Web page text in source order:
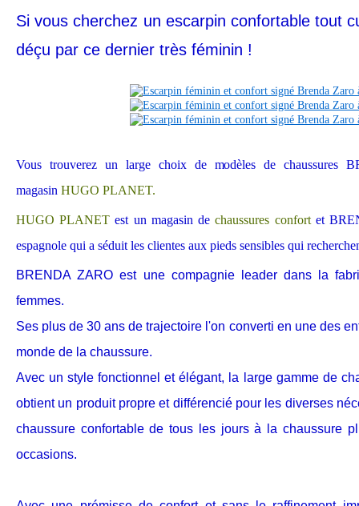
Si vous cherchez un escarpin confortable tout
déçu par ce dernier très féminin !
Vous trouverez un large choix de modèles de chaussures
magasin HUGO PLANET.
HUGO PLANET est un magasin de chaussures confort et
espagnole qui a séduit les clientes aux pieds sensibles qui
BRENDA ZARO est une compagnie leader dans la
femmes.
Ses plus de 30 ans de trajectoire l'on converti en une des
monde de la chaussure.
Avec un style fonctionnel et élégant, la large gamme de
obtient un produit propre et différencié pour les diverses
chaussure confortable de tous les jours à la chaussure
occasions.